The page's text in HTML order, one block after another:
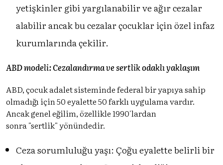
yetişkinler gibi yargılanabilir ve ağır cezalar
alabilir ancak bu cezalar çocuklar için özel infaz
kurumlarında çekilir.
ABD modeli: Cezalandırma ve sertlik odaklı yaklaşım
ABD, çocuk adalet sisteminde federal bir yapıya sahip
olmadığı için 50 eyalette 50 farklı uygulama vardır.
Ancak genel eğilim, özellikle 1990'lardan
sonra "sertlik" yönündedir.
Ceza sorumluluğu yaşı: Çoğu eyalette belirli bir